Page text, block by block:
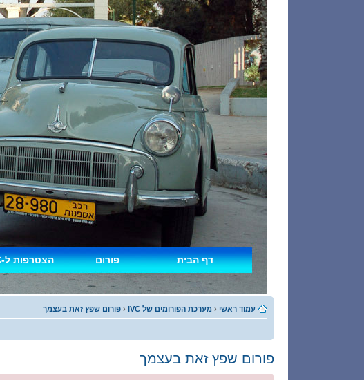
הצטרפות ל-IVC פורום דף הבית
עמוד ראשי ‹ מערכת הפורומים של IVC ‹ פורום שפץ זאת בעצמך
פורום שפץ זאת בעצמך